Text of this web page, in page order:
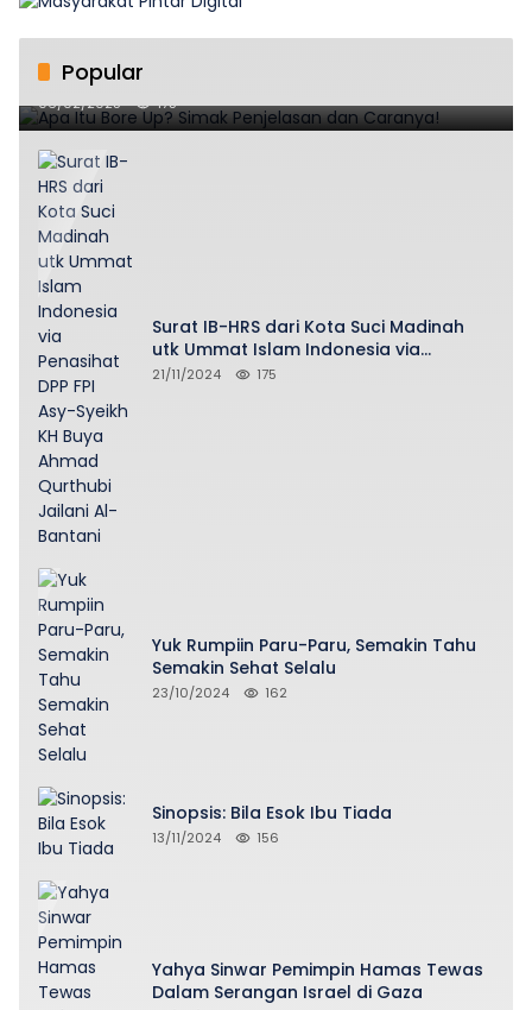
Popular
Apa Itu Bore Up? Simak Penjelasan dan Caranya!
06/02/2025 175
Surat IB-HRS dari Kota Suci Madinah
utk Ummat Islam Indonesia via
Penasihat DPP FPI Asy-Syeikh KH Buya
21/11/2024 175
Yuk Rumpiin Paru-Paru, Semakin Tahu
Semakin Sehat Selalu
23/10/2024 162
Sinopsis: Bila Esok Ibu Tiada
13/11/2024 156
Yahya Sinwar Pemimpin Hamas Tewas
Dalam Serangan Israel di Gaza